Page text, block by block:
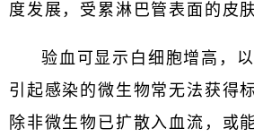
度发展，受累淋巴管表面的皮
验血可显示白细胞增高，
引起感染的微生物常无法获得
除非微生物已扩散入血流，或